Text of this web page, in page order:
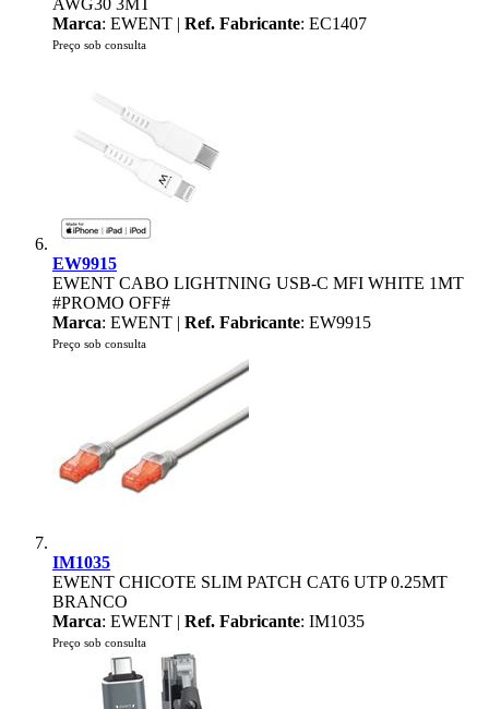
AWG30 3MT
Marca: EWENT | Ref. Fabricante: EC1407
Preço sob consulta
EW9915
EWENT CABO LIGHTNING USB-C MFI WHITE 1MT
#PROMO OFF#
Marca: EWENT | Ref. Fabricante: EW9915
Preço sob consulta
IM1035
EWENT CHICOTE SLIM PATCH CAT6 UTP 0.25MT
BRANCO
Marca: EWENT | Ref. Fabricante: IM1035
Preço sob consulta